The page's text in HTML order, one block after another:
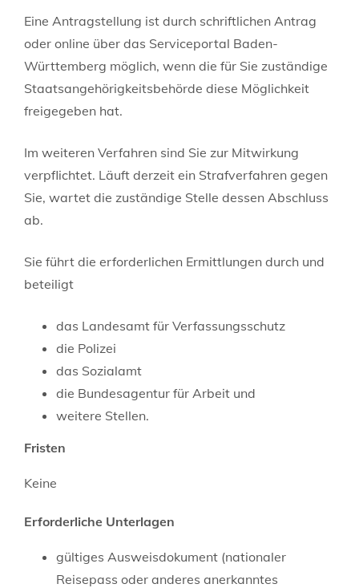
Eine Antragstellung ist durch schriftlichen Antrag
oder online über das Serviceportal Baden-
Württemberg möglich, wenn die für Sie zuständige
Staatsangehörigkeitsbehörde diese Möglichkeit
freigegeben hat.
Im weiteren Verfahren sind Sie zur Mitwirkung
verpflichtet. Läuft derzeit ein Strafverfahren gegen
Sie, wartet die zuständige Stelle dessen Abschluss
ab.
Sie führt die erforderlichen Ermittlungen durch und
beteiligt
das Landesamt für Verfassungsschutz
die Polizei
das Sozialamt
die Bundesagentur für Arbeit und
weitere Stellen.
Fristen
Keine
Erforderliche Unterlagen
gültiges Ausweisdokument (nationaler
Reisepass oder anderes anerkanntes